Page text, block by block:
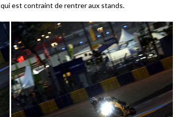
qui est contraint de rentrer aux stands.